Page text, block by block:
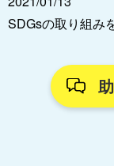
SDGsの取り組み